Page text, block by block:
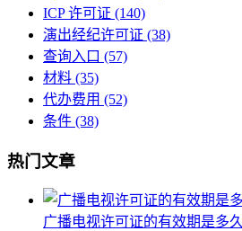
ICP 许可证 (140)
演出经纪许可证 (38)
查询入口 (57)
材料 (35)
代办费用 (52)
条件 (38)
热门文章
广播电视许可证的有效期是多久